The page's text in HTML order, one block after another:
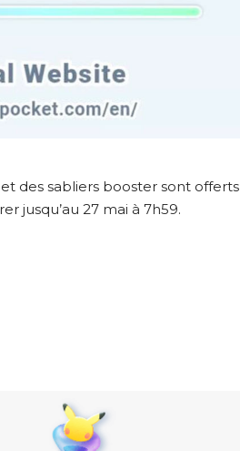
des sabliers booster sont offerts
jusqu’au 27 mai à 7h59.